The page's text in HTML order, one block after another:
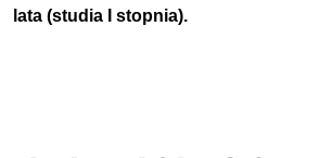
lata (studia I stopnia).